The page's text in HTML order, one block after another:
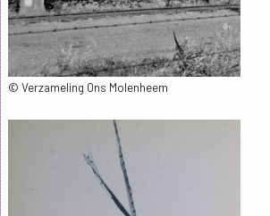
© Verzameling Ons Molenheem